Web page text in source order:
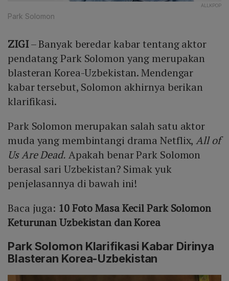
ALLKPOP
Park Solomon
ZIGI– Banyak beredar kabar tentang aktor
pendatang Park Solomon yang merupakan
blasteran Korea-Uzbekistan. Mendengar
kabar tersebut, Solomon akhirnya berikan
klarifikasi.
Park Solomon merupakan salah satu aktor
muda yang membintangi drama Netflix,All of
Us Are Dead. Apakah benar Park Solomon
berasal sari Uzbekistan? Simak yuk
penjelasannya di bawah ini!
Baca juga: 10 Foto Masa Kecil Park Solomon
Keturunan Uzbekistan dan Korea
Park Solomon Klarifikasi Kabar Dirinya
Blasteran Korea-Uzbekistan